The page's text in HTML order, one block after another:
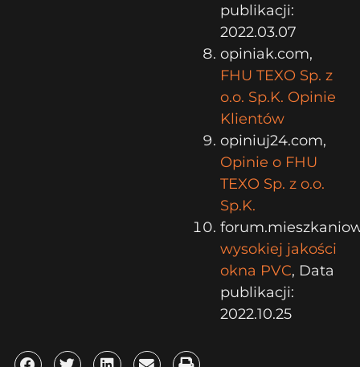
publikacji:
2022.03.07
opiniak.com,
FHU TEXO Sp. z
o.o. Sp.K. Opinie
Klientów
opiniuj24.com,
Opinie o FHU
TEXO Sp. z o.o.
Sp.K.
wysokiej jakości
okna PVC, Data
publikacji:
2022.10.25